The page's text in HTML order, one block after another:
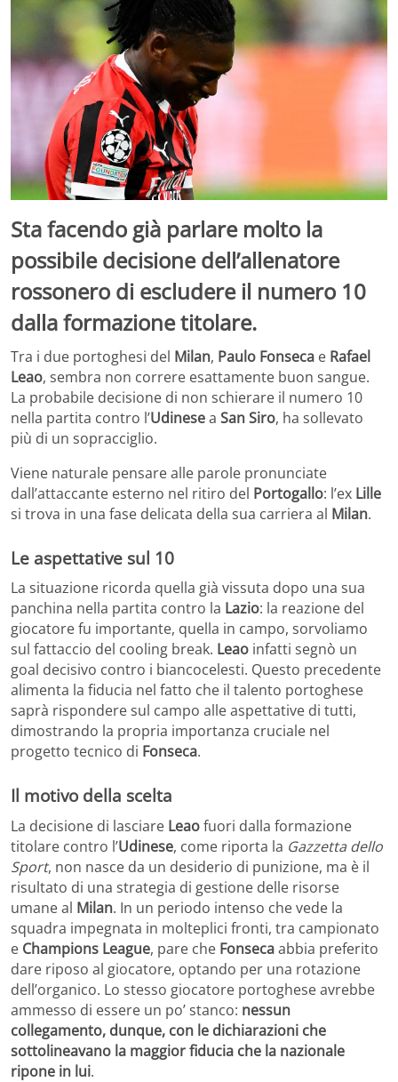
Sta facendo già parlare molto la
possibile decisione dell’allenatore
rossonero di escludere il numero 10
dalla formazione titolare.
Tra i due portoghesi del Milan, Paulo Fonseca e Rafael
Leao, sembra non correre esattamente buon sangue.
La probabile decisione di non schierare il numero 10
nella partita contro l’Udinesea San Siro, ha sollevato
più di un sopracciglio.
Viene naturale pensare alle parole pronunciate
dall’attaccante esterno nel ritiro del Portogallo: l’ex Lille
si trova in una fase delicata della sua carriera al Milan.
Le aspettative sul 10
La situazione ricorda quella già vissuta dopo una sua
panchina nella partita contro la Lazio: la reazione del
giocatore fu importante, quella in campo, sorvoliamo
sul fattaccio del cooling break. Leao infatti segnò un
goal decisivo contro i biancocelesti. Questo precedente
alimenta la fiducia nel fatto che il talento portoghese
saprà rispondere sul campo alle aspettative di tutti,
dimostrando la propria importanza cruciale nel
progetto tecnico di Fonseca.
Il motivo della scelta
La decisione di lasciare Leaofuori dalla formazione
titolare contro l’Udinese, come riporta la Gazzetta dello
Sport, non nasce da un desiderio di punizione, ma è il
risultato di una strategia di gestione delle risorse
umane al Milan. In un periodo intenso che vede la
squadra impegnata in molteplici fronti, tra campionato
e Champions League, pare che Fonsecaabbia preferito
dare riposo al giocatore, optando per una rotazione
dell’organico. Lo stesso giocatore portoghese avrebbe
ammesso di essere un po’ stanco: nessun
collegamento, dunque, con le dichiarazioni che
sottolineavano la maggior fiducia che la nazionale
ripone in lui.